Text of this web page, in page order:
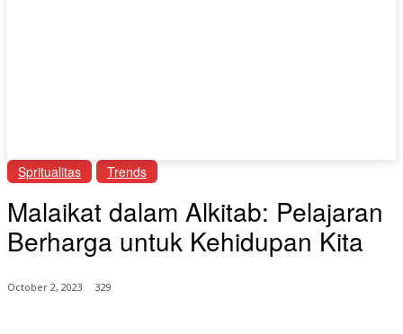
Spritualitas Trends
Malaikat dalam Alkitab: Pelajaran
Berharga untuk Kehidupan Kita
October 2, 2023 329